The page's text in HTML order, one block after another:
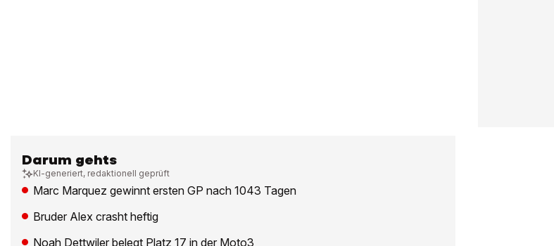
Darum gehts
KI-generiert, redaktionell geprüft
Marc Marquez gewinnt ersten GP nach 1043 Tagen
Bruder Alex crasht heftig
Noah Dettwiler belegt Platz 17 in der Moto3